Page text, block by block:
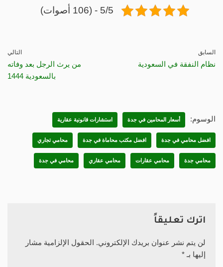
5/5 - (106 أصوات)
السابق
نظام النفقة في السعودية
التالي
من يرث الرجل بعد وفاته
بالسعودية 1444
الوسوم: أسعار المحامين في جدة استشارات قانونية عقارية
افضل محامي في جدة افضل مكتب محاماة في جدة محامي تجاري
محامي جدة محامي عقارات محامي عقاري محامي في جدة
اترك تعليقاً
لن يتم نشر عنوان بريدك الإلكتروني. الحقول الإلزامية مشار
إليها بـ*